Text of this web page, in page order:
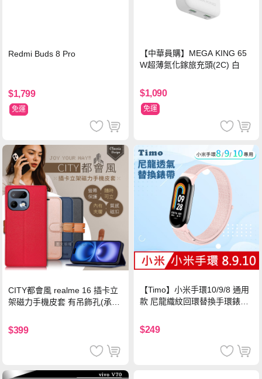
Redmi Buds 8 Pro
$1,799
免運
【中華員購】MEGA KING 65
W超薄氮化鎵旅充頭(2C) 白
$1,090
免運
CITY都會風 realme 16 插卡立
架磁力手機皮套 有吊飾孔(承諾
$399
【Timo】小米手環10/9/8 通用
款 尼龍織紋回環替換手環錶帶-
$249